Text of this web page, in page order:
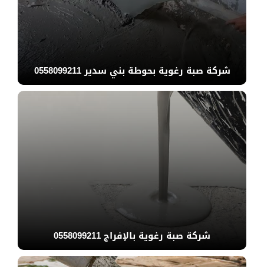
شركة صبة رغوية بحوطة بني سدير 0558099211
شركة صبة رغوية بالإفراج 0558099211